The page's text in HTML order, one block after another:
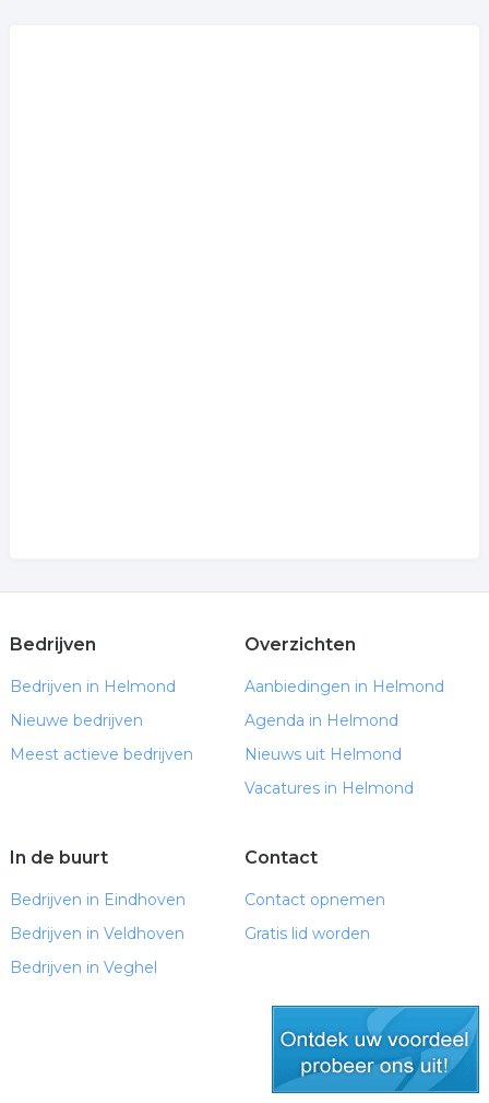
Bedrijven
Bedrijven in Helmond
Nieuwe bedrijven
Meest actieve bedrijven
Overzichten
Aanbiedingen in Helmond
Agenda in Helmond
Nieuws uit Helmond
Vacatures in Helmond
In de buurt
Bedrijven in Eindhoven
Bedrijven in Veldhoven
Bedrijven in Veghel
Contact
Contact opnemen
Gratis lid worden